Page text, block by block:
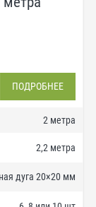
ПОДРОБНЕЕ
2 метра
2,2 метра
дуга 20×20 мм